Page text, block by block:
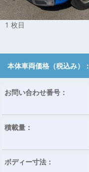
1 枚目
本体車両価格（税込み）：
お問い合わせ番号：
積載量：
ボディー寸法：